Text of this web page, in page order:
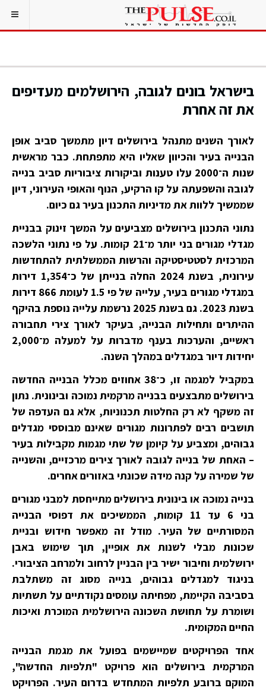
בישראל בונים לגובה, הירושלמים מעדיפים
את זה אחרת
לאורך השנים מתנהל בירושלים דיון מתמשך סביב אופן
הבנייה בעיר והכיוון שאליו היא מתפתחת. כבר מראשית
שנות ה־2000 עלו טענות וביקורות ציבוריות סביב בנייה
לגובה והשפעתה על קו הרקיע, הנוף והאופי העירוני, דיון
שממשיך ללוות את מדיניות התכנון בעיר גם כיום.
נתוני התכנון בירושלים מצביעים על המשך זינוק בבניית
מגדלי מגורים בני יותר מ־21 קומות. על פי נתוני הלשכה
המרכזית לסטטיסטיקה והרשות הממשלתית להתחדשות
עירונית, בשנת 2024 החלה בנייתן של כ־1,354 דירות
במגדלי מגורים בעיר, עלייה של פי 1.5 לעומת 866 דירות
בשנת 2023. גם בשנת 2025 נרשמת עלייה נוספת בהיקף
ההיתרים ותחילות הבנייה, בעיקר לאורך צירי תחבורה
ראשיים, והערכות בענף מדברות על למעלה מ־2,000
יחידות דיור במגדלים במהלך השנה.
במקביל למגמה זו, כ־38 אחוזים מכלל הבנייה החדשה
בירושלים מתבצעים בבנייה מרקמית נמוכה ובינונית. נתון
זה משקף לא רק החלטות תכנוניות, אלא גם העדפה של
תושבים רבים לפתרונות מגורים שאינם מבוססי מגדלים
גבוהים, ומצביע על קיומן של שתי מגמות מקבילות בעיר
– האחת של בנייה לגובה לאורך צירים מרכזיים, והשנייה
של שמירה על קנה מידה שכונתי באזורים אחרים.
בנייה נמוכה או בינונית בירושלים מתייחסת למבני מגורים
בני 6 עד 11 קומות, הממשיכים את דפוסי הבנייה
המסורתיים של העיר. מודל זה מאפשר חידוש ובניית
שכונות מבלי לשנות את אופיין, תוך שימוש באבן
ירושלמית וחיבור ישיר בין הבניין לרחוב ולמרחב הציבורי.
בניגוד למגדלים גבוהים, בנייה מסוג זה משתלבת
בסביבה הקיימת, מפחיתה עומסים נקודתיים על תשתיות
ושומרת על תחושת השכונה הירושלמית המוכרת ואיכות
החיים המקומית.
אחד הפרויקטים שמיישמים בפועל את מגמת הבנייה
המרקמית בירושלים הוא פרויקט "תלפיות החדשה",
המוקם ברובע תלפיות המתחדש בדרום העיר. הפרויקט